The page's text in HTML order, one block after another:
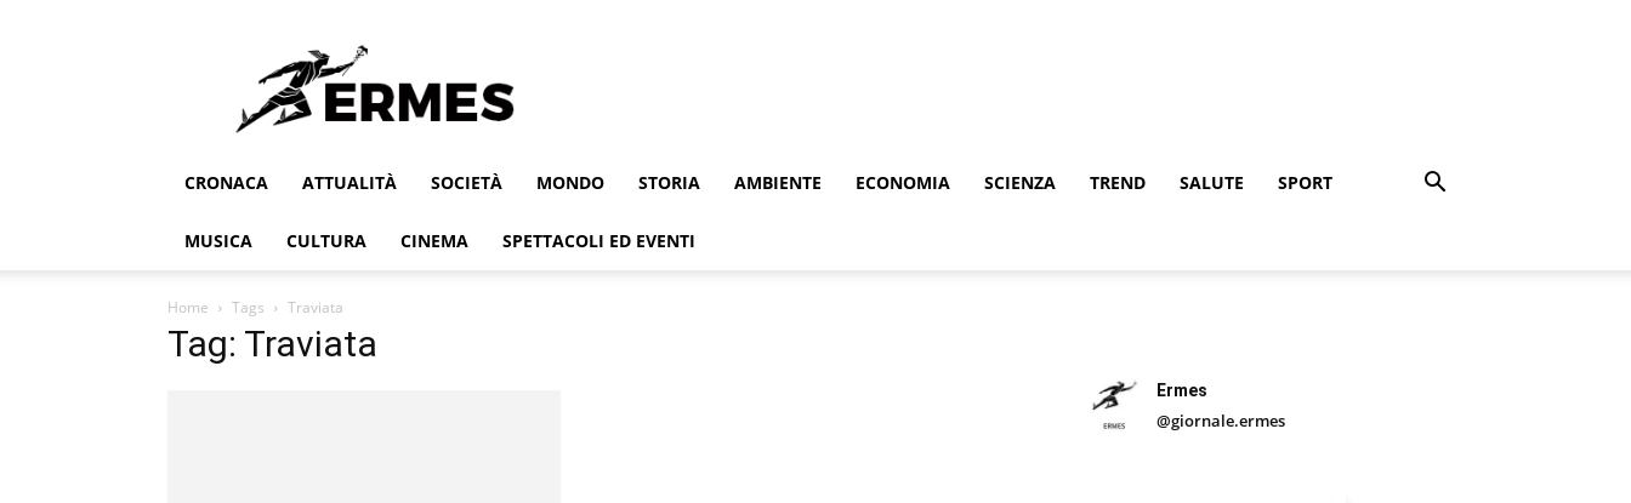
CRONACA ATTUALITÀ SOCIETÀ MONDO STORIA AMBIENTE ECONOMIA SCIENZA TREND SALUTE SPORT
MUSICA CULTURA CINEMA SPETTACOLI ED EVENTI
Home Tags Traviata
Tag: Traviata
Ermes
@giornale.ermes